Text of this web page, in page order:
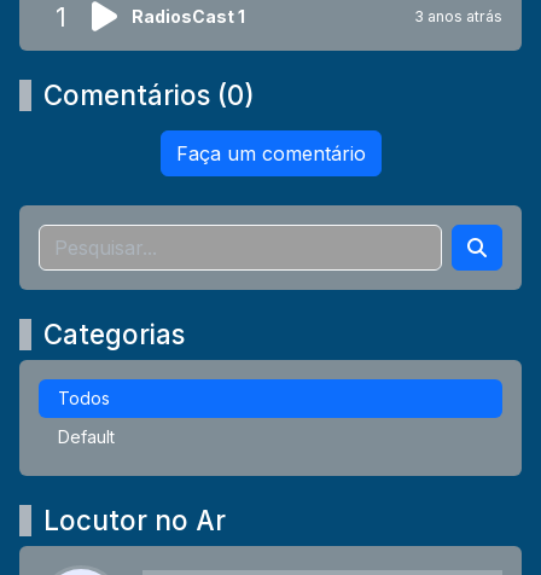
1 RadiosCast 1 3 anos atrás
Comentários (0)
Faça um comentário
Categorias
Todos
Default
Locutor no Ar